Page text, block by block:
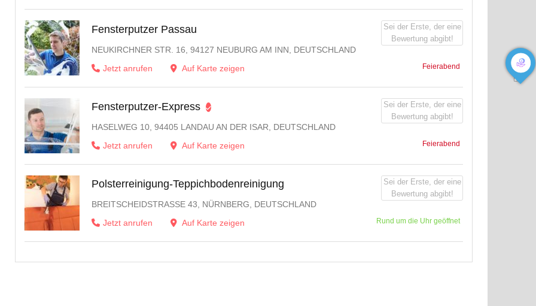
Fensterputzer Passau
NEUKIRCHNER STR. 16, 94127 NEUBURG AM INN, DEUTSCHLAND
Jetzt anrufen
Auf Karte zeigen Feierabend
Sei der Erste, der eine
Bewertung abgibt!
Fensterputzer-Express
HASELWEG 10, 94405 LANDAU AN DER ISAR, DEUTSCHLAND
Jetzt anrufen
Auf Karte zeigen Feierabend
Sei der Erste, der eine
Bewertung abgibt!
Polsterreinigung-Teppichbodenreinigung
BREITSCHEIDSTRASSE 43, NÜRNBERG, DEUTSCHLAND
Jetzt anrufen
Auf Karte zeigen Rund um die Uhr geöffnet
Sei der Erste, der eine
Bewertung abgibt!